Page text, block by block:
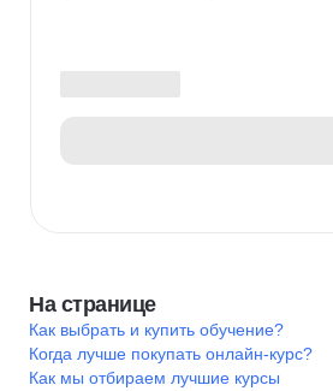
На странице
Как выбрать и купить обучение?
Когда лучше покупать онлайн-курс?
Как мы отбираем лучшие курсы